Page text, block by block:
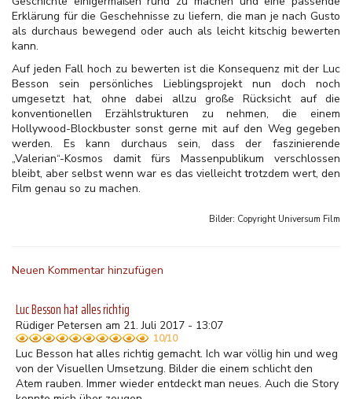
Erklärung für die Geschehnisse zu liefern, die man je nach Gusto
als durchaus bewegend oder auch als leicht kitschig bewerten
kann.
Auf jeden Fall hoch zu bewerten ist die Konsequenz mit der Luc
Besson sein persönliches Lieblingsprojekt nun doch noch
umgesetzt hat, ohne dabei allzu große Rücksicht auf die
konventionellen Erzählstrukturen zu nehmen, die einem
Hollywood-Blockbuster sonst gerne mit auf den Weg gegeben
werden. Es kann durchaus sein, dass der faszinierende
„Valerian“-Kosmos damit fürs Massenpublikum verschlossen
bleibt, aber selbst wenn war es das vielleicht trotzdem wert, den
Film genau so zu machen.
Bilder: Copyright Universum Film
Neuen Kommentar hinzufügen
Luc Besson hat alles richtig
Rüdiger Petersen am 21. Juli 2017 - 13:07
10/10
Luc Besson hat alles richtig gemacht. Ich war völlig hin und weg
von der Visuellen Umsetzung. Bilder die einem schlicht den
Atem rauben. Immer wieder entdeckt man neues. Auch die Story